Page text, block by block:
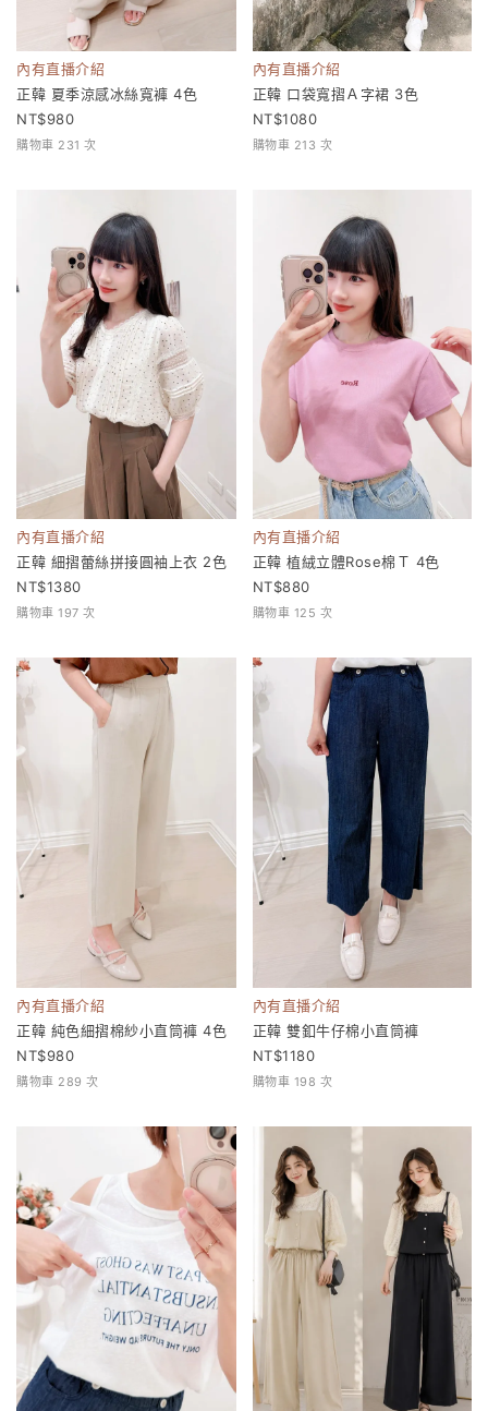
內有直播介紹
正韓 夏季涼感冰絲寬褲 4色
980
購物車 231 次
內有直播介紹
正韓 口袋寬摺Ａ字裙 3色
1080
購物車 213 次
內有直播介紹
正韓 細摺蕾絲拼接圓袖上衣 2色
1380
購物車 197 次
內有直播介紹
正韓 植絨立體Rose棉Ｔ 4色
880
購物車 125 次
內有直播介紹
正韓 純色細摺棉紗小直筒褲 4色
980
購物車 289 次
內有直播介紹
正韓 雙釦牛仔棉小直筒褲
1180
購物車 198 次